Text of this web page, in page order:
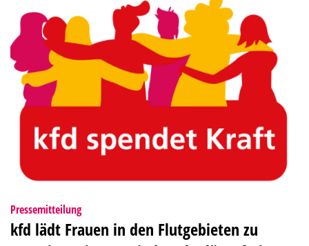
Pressemitteilung:
kfd lädt Frauen in den Flutgebieten zu